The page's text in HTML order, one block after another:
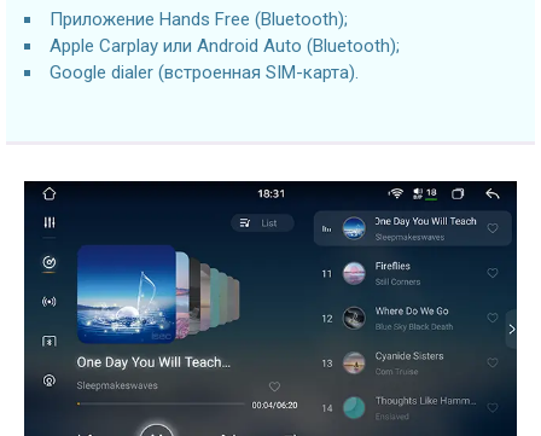
Приложение Hands Free (Bluetooth);
Apple Carplay или Android Auto (Bluetooth);
Google dialer (встроенная SIM-карта).